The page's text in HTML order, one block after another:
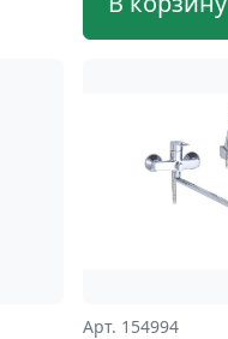
Арт. 154994